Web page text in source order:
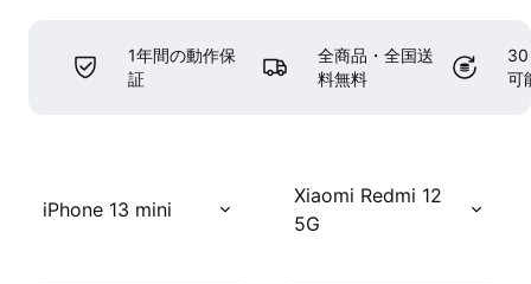
1年間の動作保
証
全商品・全国送
料無料
30
可
iPhone 13 mini
Xiaomi Redmi 12
5G